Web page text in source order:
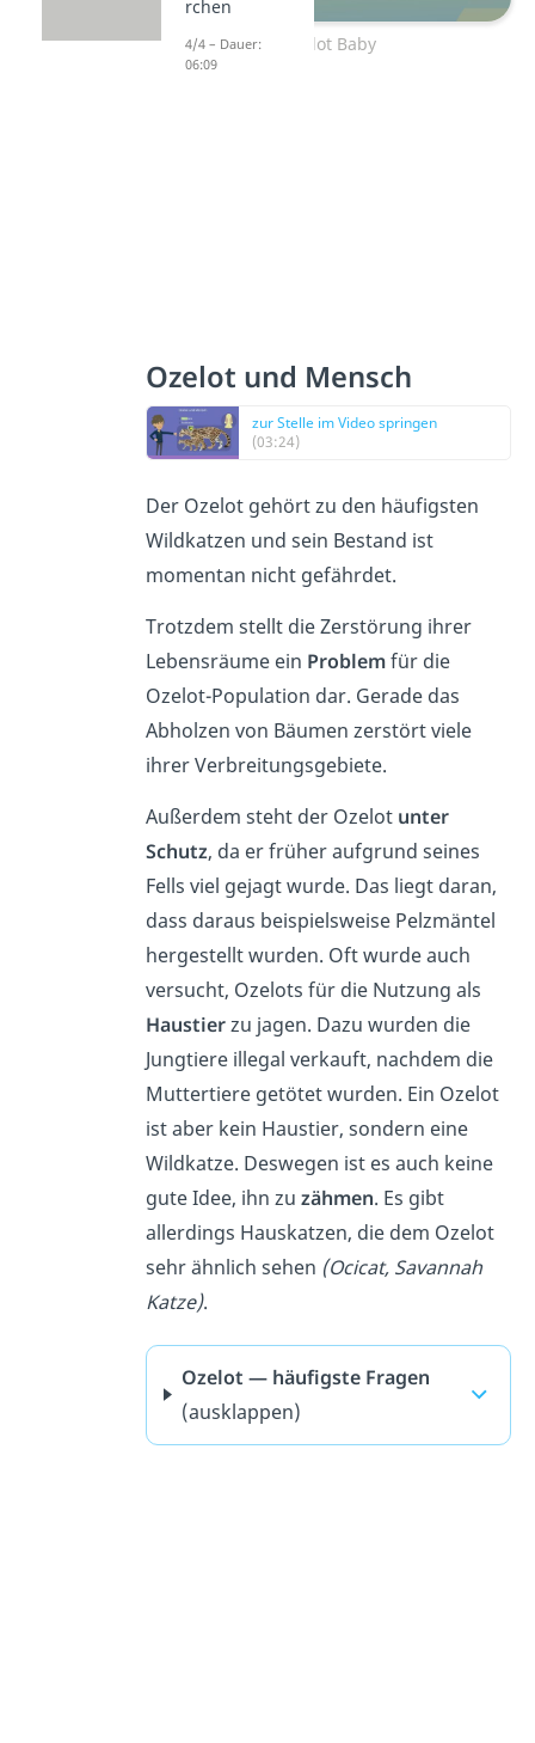
Ozelot Baby
Ozelot und Mensch
zur Stelle im Video springen
(03:24)
Der Ozelot gehört zu den häufigsten
Wildkatzen und sein Bestand ist
momentan nicht gefährdet.
Trotzdem stellt die Zerstörung ihrer
Lebensräume ein Problemfür die
Ozelot-Population dar. Gerade das
Abholzen von Bäumen zerstört viele
ihrer Verbreitungsgebiete.
Außerdem steht der Ozelot unter
Schutz, da er früher aufgrund seines
Fells viel gejagt wurde. Das liegt daran,
dass daraus beispielsweise Pelzmäntel
hergestellt wurden. Oft wurde auch
versucht, Ozelots für die Nutzung als
Haustierzu jagen. Dazu wurden die
Jungtiere illegal verkauft, nachdem die
Muttertiere getötet wurden. Ein Ozelot
ist aber kein Haustier, sondern eine
Wildkatze. Deswegen ist es auch keine
gute Idee, ihn zuzähmen. Es gibt
allerdings Hauskatzen, die dem Ozelot
sehr ähnlich sehen (Ocicat, Savannah
Katze).
Ozelot — häufigste Fragen
(ausklappen)
rchen
4/4 – Dauer:
06:09